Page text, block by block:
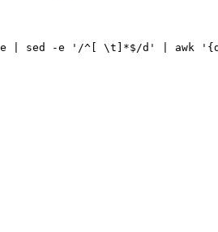
\t]*$/d' | awk